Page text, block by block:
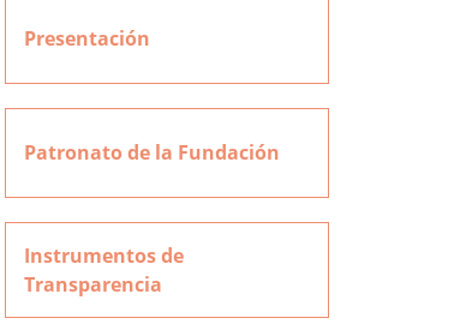
Presentación
Patronato de la Fundación
Instrumentos de
Transparencia